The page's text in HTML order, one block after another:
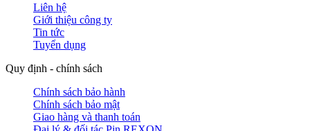
Liên hệ
Giới thiệu công ty
Tin tức
Tuyển dụng
Quy định - chính sách
Chính sách bảo hành
Chính sách bảo mật
Giao hàng và thanh toán